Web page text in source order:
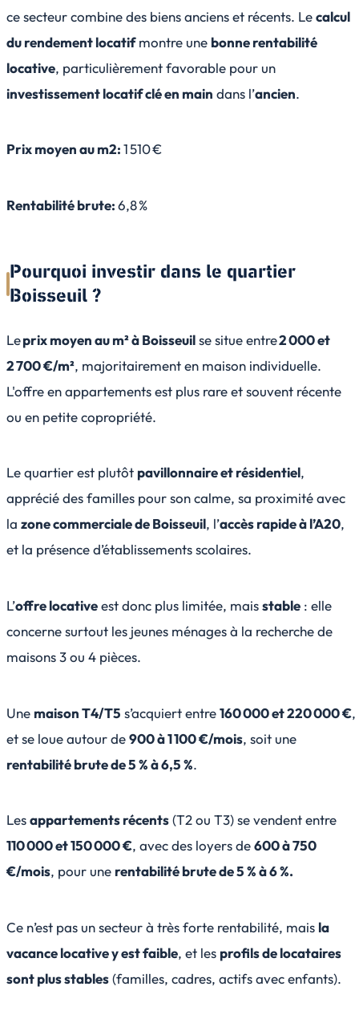
ce secteur combine des biens anciens et récents. Lecalcul
du rendement locatifmontre une bonne rentabilité
locative, particulièrement favorable pour un
investissement locatif clé en main dans l’ancien.
Prix moyen au m2:1 510 €
Rentabilité brute:6,8 %
Pourquoi investir dans le quartier
Boisseuil ?
Leprix moyen au m² à Boisseuilse situe entre2 000 et
2 700 €/m², majoritairement en maison individuelle.
L'offre en appartements est plus rare et souvent récente
ou en petite copropriété.
Le quartier est plutôt pavillonnaire et résidentiel,
apprécié des familles pour son calme, sa proximité avec
la zone commerciale de Boisseuil, l’accès rapide à l’A20,
et la présence d’établissements scolaires.
L’offre locativeest donc plus limitée, maisstable : elle
concerne surtout les jeunes ménages à la recherche de
maisons 3 ou 4 pièces.
Une maison T4/T5 s’acquiert entre160 000 et 220 000 €,
et se loue autour de900 à 1 100 €/mois, soit une
rentabilité brute de 5 % à 6,5 %.
Lesappartements récents(T2 ou T3) se vendent entre
110 000 et 150 000 €, avec des loyers de600 à 750
€/mois, pour une rentabilité brute de 5 % à 6 %.
Ce n’est pas un secteur à très forte rentabilité, mais la
vacance locative y est faible, et les profils de locataires
sont plus stables(familles, cadres, actifs avec enfants).